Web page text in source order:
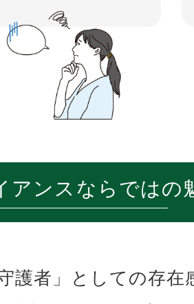
アンスならではの
護者」としての存在